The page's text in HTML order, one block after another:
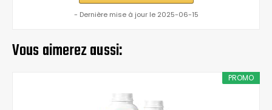
- Dernière mise à jour le 2025-06-15
Vous aimerez aussi:
PROMO